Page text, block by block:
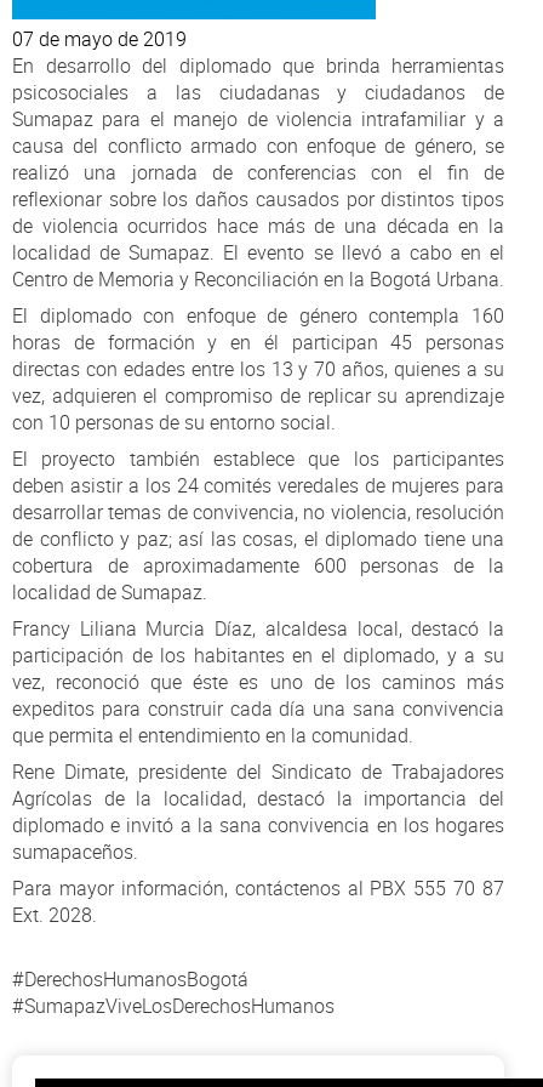
07 de mayo de 2019
En desarrollo del diplomado que brinda herramientas
psicosociales a las ciudadanas y ciudadanos de
Sumapaz para el manejo de violencia intrafamiliar y a
causa del conflicto armado con enfoque de género, se
realizó una jornada de conferencias con el fin de
reflexionar sobre los daños causados por distintos tipos
de violencia ocurridos hace más de una década en la
localidad de Sumapaz. El evento se llevó a cabo en el
Centro de Memoria y Reconciliación en la Bogotá Urbana.
El diplomado con enfoque de género contempla 160
horas de formación y en él participan 45 personas
directas con edades entre los 13 y 70 años, quienes a su
vez, adquieren el compromiso de replicar su aprendizaje
con 10 personas de su entorno social.
El proyecto también establece que los participantes
deben asistir a los 24 comités veredales de mujeres para
desarrollar temas de convivencia, no violencia, resolución
de conflicto y paz; así las cosas, el diplomado tiene una
cobertura de aproximadamente 600 personas de la
localidad de Sumapaz.
Francy Liliana Murcia Díaz, alcaldesa local, destacó la
participación de los habitantes en el diplomado, y a su
vez, reconoció que éste es uno de los caminos más
expeditos para construir cada día una sana convivencia
que permita el entendimiento en la comunidad.
Rene Dimate, presidente del Sindicato de Trabajadores
Agrícolas de la localidad, destacó la importancia del
diplomado e invitó a la sana convivencia en los hogares
sumapaceños.
Para mayor información, contáctenos al PBX 555 70 87
Ext. 2028.
#DerechosHumanosBogotá
#SumapazViveLosDerechosHumanos